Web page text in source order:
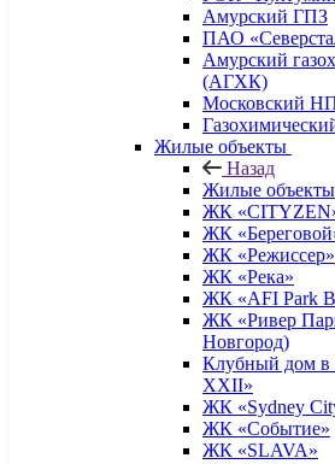
Амурский ГПЗ
ПАО
Амурский
(АГХК)
Московский
Жилые объекты
Назад
Жилые объекты
ЖК
ЖК
ЖК «Режиссер»
ЖК «Река»
ЖК «AFI Park
ЖК «Ривер
Новгород)
Клубный дом
XXII»
ЖК «Sydney
ЖК «Событие»
ЖК «SLAVA»